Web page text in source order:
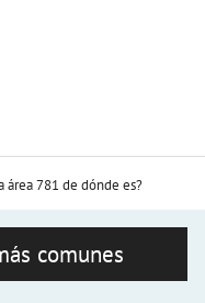
área 781 de dónde es?
comunes